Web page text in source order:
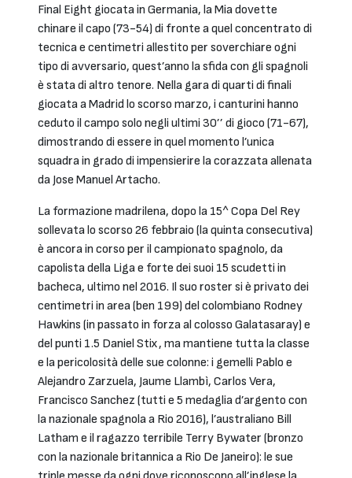
Final Eight giocata in Germania, la Mia dovette
chinare il capo (73-54) di fronte a quel concentrato di
tecnica e centimetri allestito per soverchiare ogni
tipo di avversario, quest’anno la sfida con gli spagnoli
è stata di altro tenore. Nella gara di quarti di finali
giocata a Madrid lo scorso marzo, i canturini hanno
ceduto il campo solo negli ultimi 30’’ di gioco (71-67),
dimostrando di essere in quel momento l’unica
squadra in grado di impensierire la corazzata allenata
da Jose Manuel Artacho.
La formazione madrilena, dopo la 15^ Copa Del Rey
sollevata lo scorso 26 febbraio (la quinta consecutiva)
è ancora in corso per il campionato spagnolo, da
capolista della Liga e forte dei suoi 15 scudetti in
bacheca, ultimo nel 2016. Il suo roster si è privato dei
centimetri in area (ben 199) del colombiano Rodney
Hawkins (in passato in forza al colosso Galatasaray) e
del punti 1.5 Daniel Stix, ma mantiene tutta la classe
e la pericolosità delle sue colonne: i gemelli Pablo e
Alejandro Zarzuela, Jaume Llambì, Carlos Vera,
Francisco Sanchez (tutti e 5 medaglia d’argento con
la nazionale spagnola a Rio 2016), l’australiano Bill
Latham e il ragazzo terribile Terry Bywater (bronzo
con la nazionale britannica a Rio De Janeiro): le sue